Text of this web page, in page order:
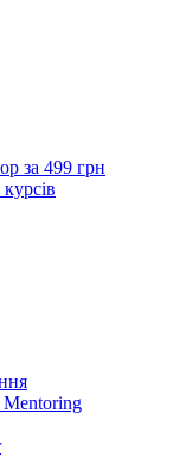
за 499 грн
Mentoring